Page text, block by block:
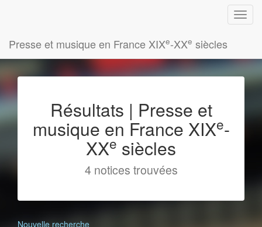
Presse et musique en France XIXe-XXe siècles
Résultats | Presse et
musique en France XIXe-
XXe siècles
4 notices trouvées
Nouvelle recherche